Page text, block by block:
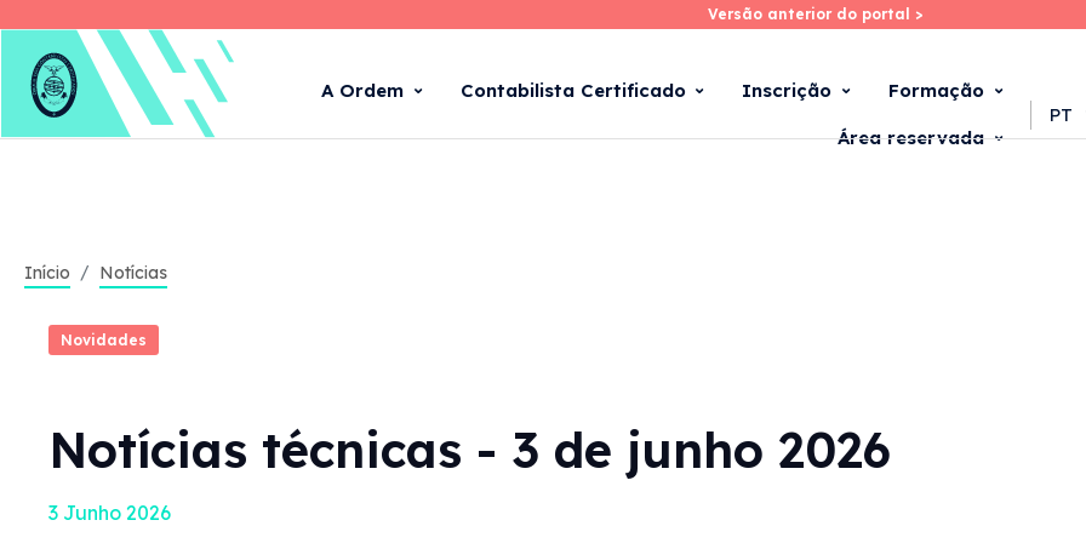
Skip
main
Versão anterior do portal >
Versão anterior do portal >
A Ordem Contabilista Certificado Inscrição Formação
Área reservada
PT
Início Notícias
Novidades
Notícias técnicas - 3 de junho 2026
3 Junho 2026